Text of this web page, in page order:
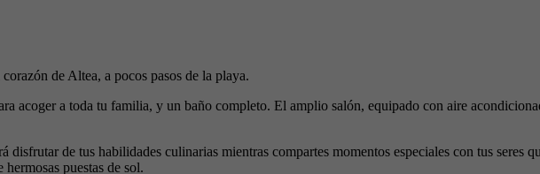
de Altea, a pocos pasos de la playa.
acoger a toda tu familia, y un baño completo. El amplio salón, equipado con aire
de tus habilidades culinarias mientras compartes momentos especiales con tus seres
puestas de sol.